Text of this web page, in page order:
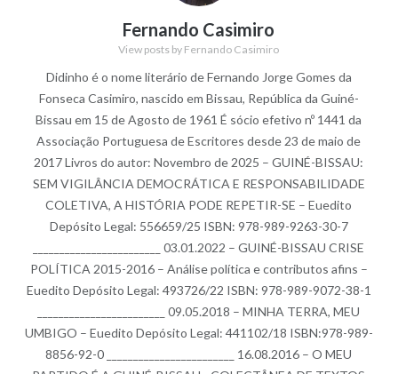
Fernando Casimiro
View posts by Fernando Casimiro
Didinho é o nome literário de Fernando Jorge Gomes da
Fonseca Casimiro, nascido em Bissau, República da Guiné-
Bissau em 15 de Agosto de 1961 É sócio efetivo nº 1441 da
Associação Portuguesa de Escritores desde 23 de maio de
2017 Livros do autor: Novembro de 2025 – GUINÉ-BISSAU:
SEM VIGILÂNCIA DEMOCRÁTICA E RESPONSABILIDADE
COLETIVA, A HISTÓRIA PODE REPETIR-SE – Euedito
Depósito Legal: 556659/25 ISBN: 978-989-9263-30-7
________________________ 03.01.2022 – GUINÉ-BISSAU CRISE
POLÍTICA 2015-2016 – Análise política e contributos afins –
Euedito Depósito Legal: 493726/22 ISBN: 978-989-9072-38-1
________________________ 09.05.2018 – MINHA TERRA, MEU
UMBIGO – Euedito Depósito Legal: 441102/18 ISBN:978-989-
8856-92-0 ________________________ 16.08.2016 – O MEU